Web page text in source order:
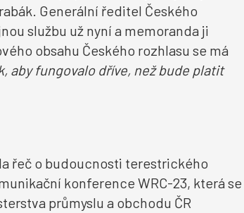
Generální ředitel Českého
službu už nyní a memoranda ji
obsahu Českého rozhlasu se má
aby fungovalo dříve, než bude platit
řeč o budoucnosti terestrického
konference WRC-23, která se
průmyslu a obchodu ČR